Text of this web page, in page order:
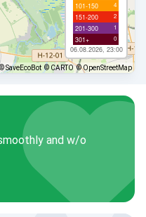
101-150 4
151-200 2
201-300 1
301+ 0
06.08.2026, 23:00
© SaveEcoBot © CARTO © OpenStreetMap
and w/o